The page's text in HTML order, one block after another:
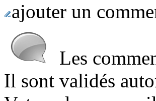
ajouter un
Les
Il sont validés